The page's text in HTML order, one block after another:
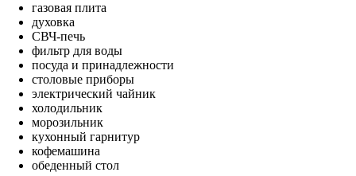
газовая плита
духовка
СВЧ-печь
фильтр для воды
посуда и принадлежности
столовые приборы
электрический чайник
холодильник
морозильник
кухонный гарнитур
кофемашина
обеденный стол